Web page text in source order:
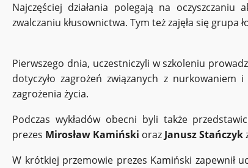
Najczęściej działania polegają na
zwalczaniu kłusownictwa. Tym też zajęła się grupa
Pierwszego dnia, uczestniczyli w szkoleniu
dotyczyło zagrożeń związanych z
zagrożenia życia.
Podczas wykładów obecni byli także
prezes Mirosław Kamiński oraz Janusz Stańczyk
W krótkiej przemowie prezes Kamiński zapewnił